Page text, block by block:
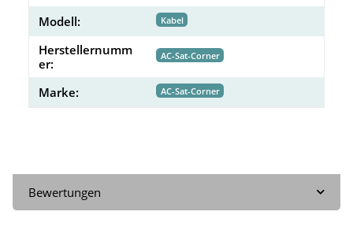
Modell: Kabel
Herstellernumm
er:
AC-Sat-Corner
Marke: AC-Sat-Corner
Bewertungen